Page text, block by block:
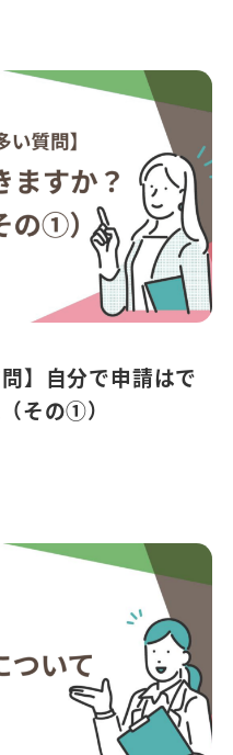
】自分で申請はで
その①）